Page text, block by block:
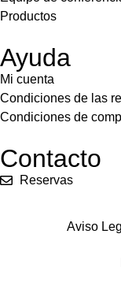
Productos
Ayuda
Mi cuenta
Condiciones de las
Condiciones de
Contacto
Reservas
Aviso